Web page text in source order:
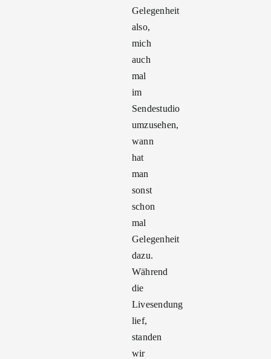
Gelegenheit
also,
mich
auch
mal
im
Sendestudio
umzusehen,
wann
hat
man
sonst
schon
mal
Gelegenheit
dazu.
Während
die
Livesendung
lief,
standen
wir